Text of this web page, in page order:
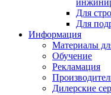
Для
Для
Информация
Материалы
Обучение
Рекламация
Дилерские